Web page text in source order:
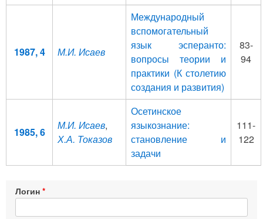
1987, 4 М.И. Исаев
Международный
вспомогательный
язык эсперанто:
вопросы теории и
практики (К столетию
создания и развития)
83-
94
1985, 6
М.И. Исаев,
Х.А. Токазов
Осетинское
языкознание:
становление и
задачи
111-
122
Логин